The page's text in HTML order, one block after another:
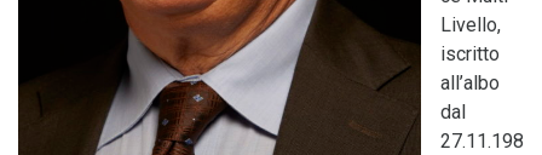
Livello,
iscritto
all’albo
dal
27.11.198